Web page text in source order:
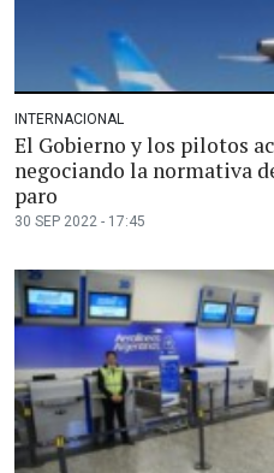
INTERNACIONAL
El Gobierno y los pilotos
negociando la normativa
paro
30 SEP 2022 - 17:45